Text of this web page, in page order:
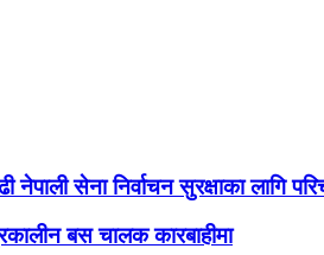
सेना निर्वाचन सुरक्षाका लागि
बस चालक कारबाहीमा